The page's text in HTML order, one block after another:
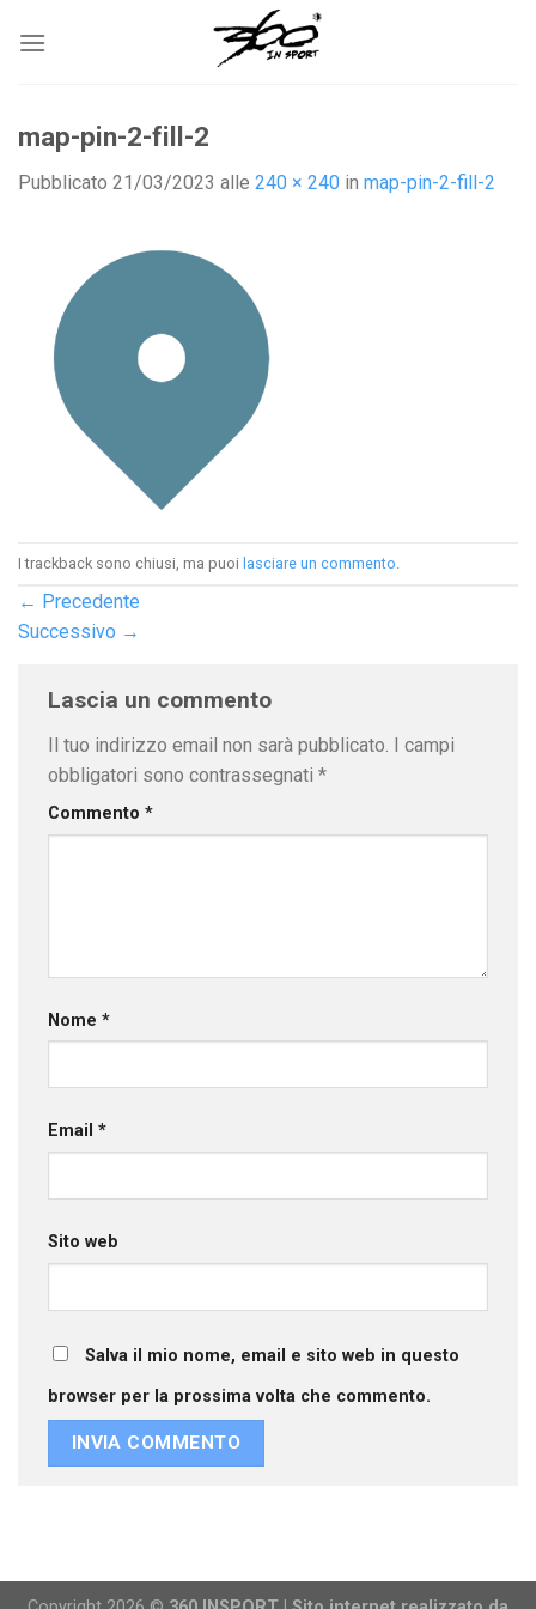
map-pin-2-fill-2
Pubblicato 21/03/2023 alle 240 × 240 in map-pin-2-fill-2
I trackback sono chiusi, ma puoi lasciare un commento
← Precedente
Successivo →
Lascia un commento
Il tuo indirizzo email non sarà pubblicato. I campi
obbligatori sono contrassegnati *
Commento *
Nome *
Email *
Sito web
Salva il mio nome, email e sito web in questo
browser per la prossima volta che commento.